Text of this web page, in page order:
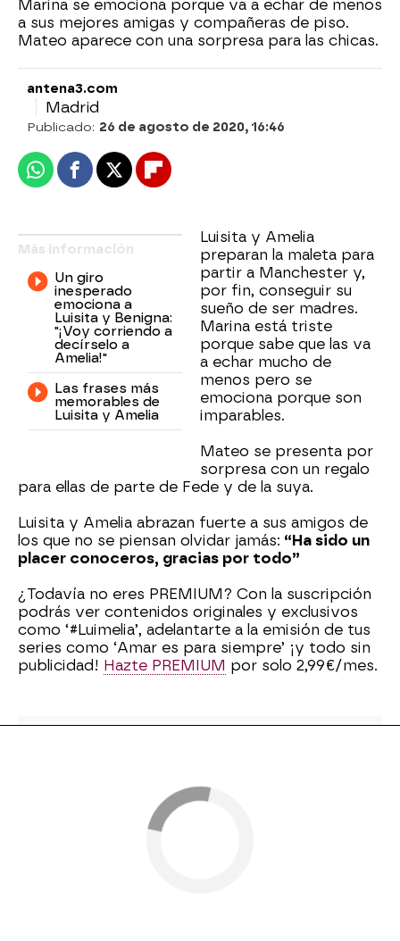
Marina se emociona porque va a echar de menos
a sus mejores amigas y compañeras de piso.
Mateo aparece con una sorpresa para las chicas.
antena3.com
Madrid
Publicado: 26 de agosto de 2020, 16:46
WhatsappFacebook
X Flipboard
Más información
Un giro
inesperado
emociona a
Luisita y Benigna:
"¡Voy corriendo a
decírselo a
Amelia!"
Las frases más
memorables de
Luisita y Amelia
Luisita y Amelia
preparan la maleta para
partir a Manchester y,
por fin, conseguir su
sueño de ser madres.
Marina está triste
porque sabe que las va
a echar mucho de
menos pero se
emociona porque son
imparables.
Mateo se presenta por
sorpresa con un regalo
para ellas de parte de Fede y de la suya.
Luisita y Amelia abrazan fuerte a sus amigos de
los que no se piensan olvidar jamás: “Ha sido un
placer conoceros, gracias por todo”
¿Todavía no eres PREMIUM? Con la suscripción
podrás ver contenidos originales y exclusivos
como ‘#Luimelia’, adelantarte a la emisión de tus
series como ‘Amar es para siempre’ ¡y todo sin
publicidad! Hazte PREMIUM por solo 2,99€/mes.